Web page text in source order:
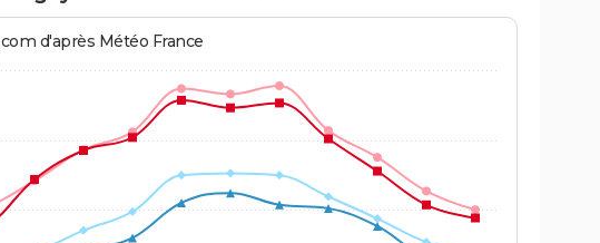
d'après Météo France